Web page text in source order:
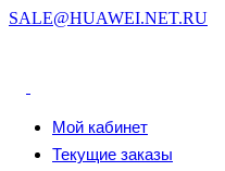
SALE@HUAWEI.NET.RU
Мой кабинет
Текущие заказы